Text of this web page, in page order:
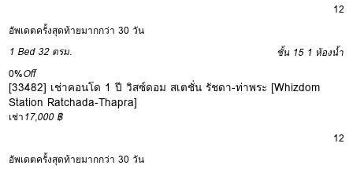
12
อัพเดตครั้งสุดท้ายมากกว่า 30 วัน
1 Bed 32 ตรม. ชั้น 15 1 ห้องน้ำ
0%Off
[33482] เช่าคอนโด 1 ปี วิสซ์ดอม สเตชั่น รัชดา-ท่าพระ [Whizdom
Station Ratchada-Thapra]
เช่า17,000 ฿
12
อัพเดตครั้งสุดท้ายมากกว่า 30 วัน